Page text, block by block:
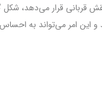
قربانی قرار می‌دهد، شکل
و این امر می‌تواند به احساس